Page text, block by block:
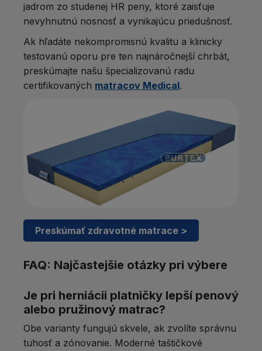
jadrom zo studenej HR peny, ktoré zaisťuje
nevyhnutnú nosnosť a vynikajúcu priedušnosť.
Ak hľadáte nekompromisnú kvalitu a klinicky
testovanú oporu pre ten najnáročnejší chrbát,
preskúmajte našu špecializovanú radu
certifikovaných matracov Medical.
Preskúmať zdravotné matrace >
FAQ: Najčastejšie otázky pri výbere
Je pri herniácii platničky lepší penový
alebo pružinový matrac?
Obe varianty fungujú skvele, ak zvolíte správnu
tuhosť a zónovanie. Moderné taštičkové